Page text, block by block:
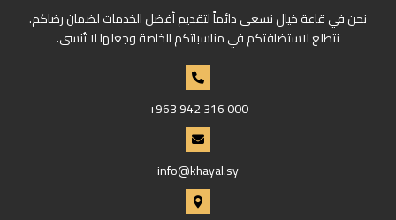
نحن في قاعة خيال نسعى دائماً لتقديم أفضل الخدمات لضمان رضاكم.
نتطلع لاستضافتكم في مناسباتكم الخاصة وجعلها لا تُنسى.
+963 942 316 000
info@khayal.sy